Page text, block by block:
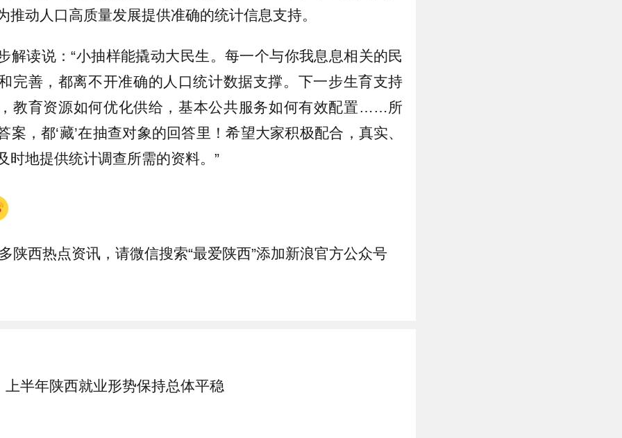
推动人口高质量发展提供准确的统计信息支持。
解读说：“小抽样能撬动大民生。每一个与你我息息相关的民
完善，都离不开准确的人口统计数据支撑。下一步生育支持
教育资源如何优化供给，基本公共服务如何有效配置……所
案，都‘藏’在抽查对象的回答里！希望大家积极配合，真实、
时地提供统计调查所需的资料。”
陕西热点资讯，请微信搜索“最爱陕西”添加新浪官方公众号
上半年陕西就业形势保持总体平稳